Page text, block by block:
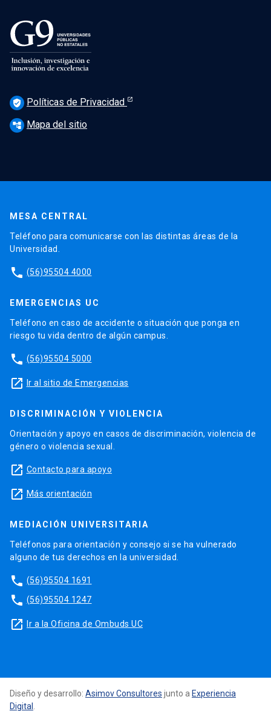
verified_user Políticas de Privacidad
account_tree Mapa del sitio
MESA CENTRAL
Teléfono para comunicarse con las distintas áreas de la
Universidad.
phone (56)95504 4000
EMERGENCIAS UC
Teléfono en caso de accidente o situación que ponga en
riesgo tu vida dentro de algún campus.
phone (56)95504 5000
launch Ir al sitio de Emergencias
DISCRIMINACIÓN Y VIOLENCIA
Orientación y apoyo en casos de discriminación, violencia de
género o violencia sexual.
launch Contacto para apoyo
launch Más orientación
MEDIACIÓN UNIVERSITARIA
Teléfonos para orientación y consejo si se ha vulnerado
alguno de tus derechos en la universidad.
phone (56)95504 1691
phone (56)95504 1247
launch Ir a la Oficina de Ombuds UC
Diseño y desarrollo: Asimov Consultores junto a Experiencia
Digital